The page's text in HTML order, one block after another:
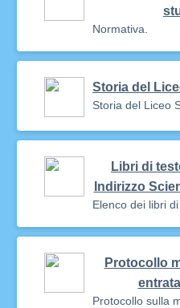
Normativa.
Storia del
Storia del Liceo
Libri di
Indirizzo
Elenco dei libri
Protocollo
Protocollo sulla